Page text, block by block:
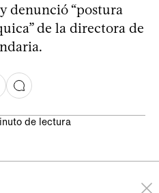
denunció “postura
de la directora de
de lectura